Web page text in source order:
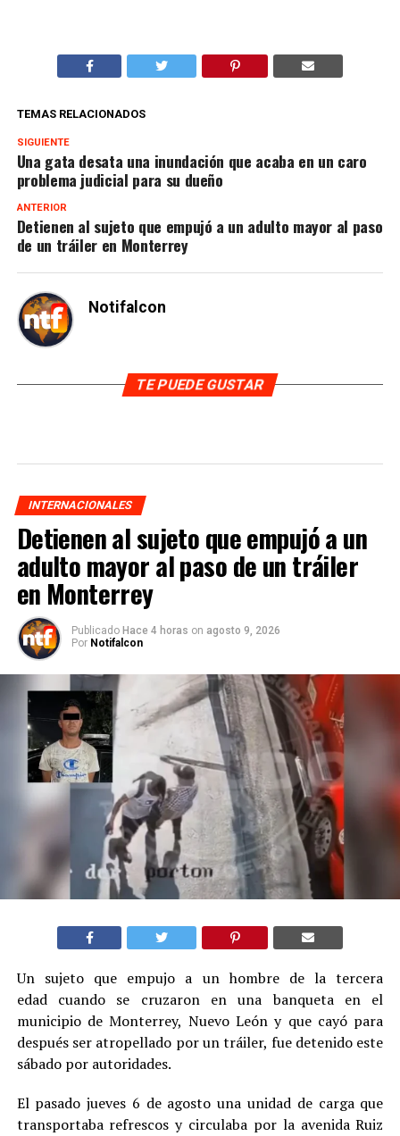
TEMAS RELACIONADOS
SIGUIENTE
Una gata desata una inundación que acaba en un caro
problema judicial para su dueño
ANTERIOR
Detienen al sujeto que empujó a un adulto mayor al paso
de un tráiler en Monterrey
Notifalcon
TE PUEDE GUSTAR
INTERNACIONALES
Detienen al sujeto que empujó a un
adulto mayor al paso de un tráiler
en Monterrey
Publicado Hace 4 horas on agosto 9, 2026
Por Notifalcon
Un sujeto que empujo a un hombre de la tercera
edad cuando se cruzaron en una banqueta en el
municipio de Monterrey, Nuevo León y que cayó para
después ser atropellado por un tráiler, fue detenido este
sábado por autoridades.
El pasado jueves 6 de agosto una unidad de carga que
transportaba refrescos y circulaba por la avenida Ruiz